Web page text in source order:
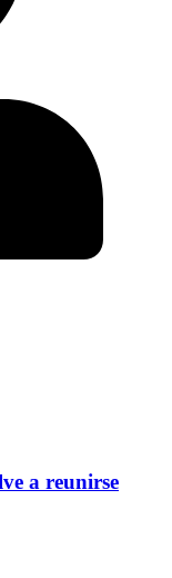
a reunirse